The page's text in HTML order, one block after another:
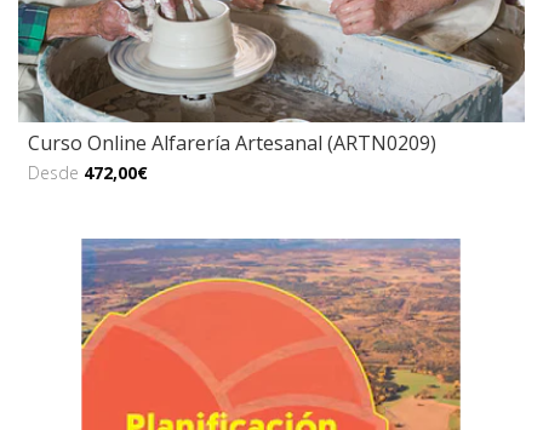
Curso Online Alfarería Artesanal (ARTN0209)
Desde 472,00€